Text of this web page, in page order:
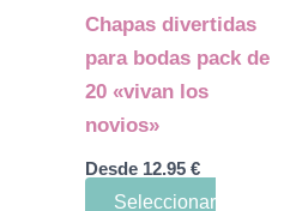
Chapas divertidas
para bodas pack de
20 «vivan los
novios»
Desde 12.95 €
Seleccionar
pueden
la